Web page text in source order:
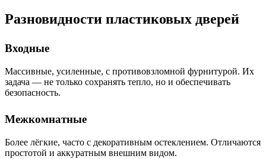
Разновидности пластиковых дверей
Входные
Массивные, усиленные, с противовзломной фурнитурой. Их
задача — не только сохранять тепло, но и обеспечивать
безопасность.
Межкомнатные
Более лёгкие, часто с декоративным остеклением. Отличаются
простотой и аккуратным внешним видом.